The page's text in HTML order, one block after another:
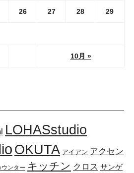
10月 »
26 27 28 29
LOHASstudio
OKUTA アイアン アクセン
ウンター キッチン クロス サンゲ